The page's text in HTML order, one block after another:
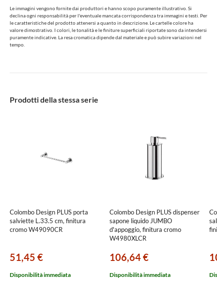
Le immagini vengono fornite dai produttori e hanno scopo puramente illustrativo. Si
declina ogni responsabilità per l'eventuale mancata corrispondenza tra immagini e testi. Per
le caratteristiche del prodotto attenersi a quanto in descrizione. Le cartelle colore ha
valore dimostrativo. I colori, le tonalità e le finiture superficiali riportate sono da intendersi
puramente indicative. La resa cromatica dipende dal materiale e può subire variazioni nel
tempo.
Prodotti della stessa serie
Colombo Design PLUS porta
salviette L.33.5 cm, finitura
cromo W49090CR
51,45 €
Disponibilità immediata
Colombo Design PLUS dispenser
sapone liquido JUMBO
d'appoggio, finitura cromo
W4980XLCR
106,64 €
Disponibilità immediata